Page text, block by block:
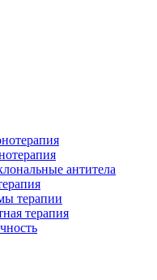
антитела
терапии
терапия